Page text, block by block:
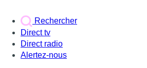
Rechercher
Direct tv
Direct radio
Alertez-nous